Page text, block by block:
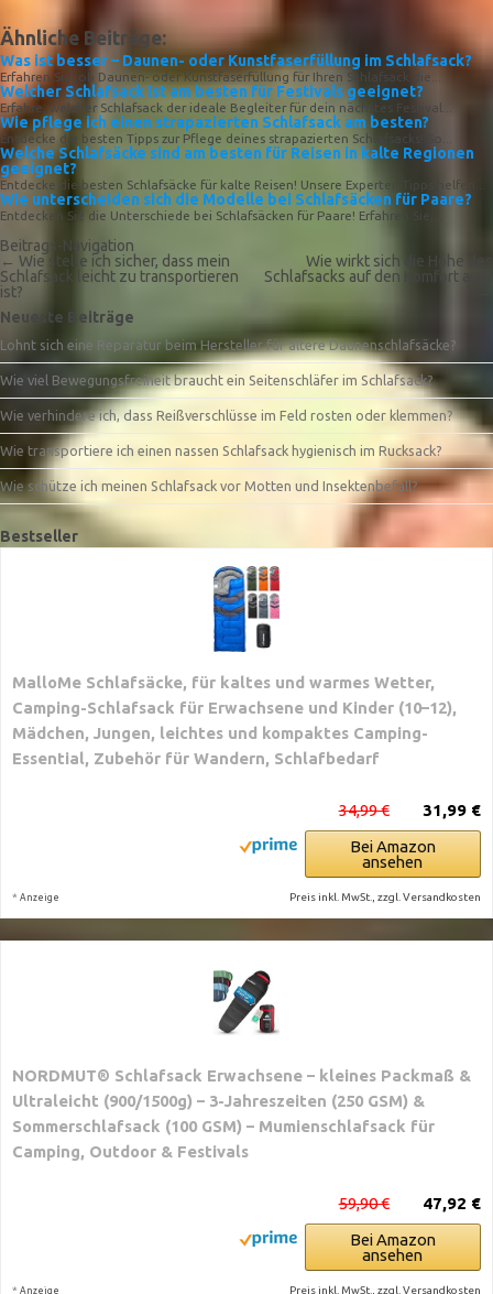
Ähnliche Beiträge:
Was ist besser – Daunen- oder Kunstfaserfüllung im Schlafsack?
Erfahren Sie, ob Daunen- oder Kunstfaserfüllung für Ihren Schlafsack die...
Welcher Schlafsack ist am besten für Festivals geeignet?
Erfahre, welcher Schlafsack der ideale Begleiter für dein nächstes Festival...
Wie pflege ich einen strapazierten Schlafsack am besten?
Entdecke die besten Tipps zur Pflege deines strapazierten Schlafsacks! So...
Welche Schlafsäcke sind am besten für Reisen in kalte Regionen
geeignet?
Entdecke die besten Schlafsäcke für kalte Reisen! Unsere Experten-Tipps helfen...
Wie unterscheiden sich die Modelle bei Schlafsäcken für Paare?
Entdecken Sie die Unterschiede bei Schlafsäcken für Paare! Erfahren Sie,...
Beitrags-Navigation
← Wie stelle ich sicher, dass mein
Schlafsack leicht zu transportieren
ist?
Wie wirkt sich die Höhe des
Schlafsacks auf den Komfort aus?
Neueste Beiträge
Lohnt sich eine Reparatur beim Hersteller für ältere Daunenschlafsäcke?
Wie viel Bewegungsfreiheit braucht ein Seitenschläfer im Schlafsack?
Wie verhindere ich, dass Reißverschlüsse im Feld rosten oder klemmen?
Wie transportiere ich einen nassen Schlafsack hygienisch im Rucksack?
Wie schütze ich meinen Schlafsack vor Motten und Insektenbefall?
Bestseller
MalloMe Schlafsäcke, für kaltes und warmes Wetter,
Camping-Schlafsack für Erwachsene und Kinder (10–12),
Mädchen, Jungen, leichtes und kompaktes Camping-
Essential, Zubehör für Wandern, Schlafbedarf
31,99 €
34,99 €
Bei Amazon
ansehen
* Anzeige Preis inkl. MwSt., zzgl. Versandkosten
NORDMUT® Schlafsack Erwachsene – kleines Packmaß &
Ultraleicht (900/1500g) – 3-Jahreszeiten (250 GSM) &
Sommerschlafsack (100 GSM) – Mumienschlafsack für
Camping, Outdoor & Festivals
47,92 €
59,90 €
Bei Amazon
ansehen
* Anzeige Preis inkl. MwSt., zzgl. Versandkosten